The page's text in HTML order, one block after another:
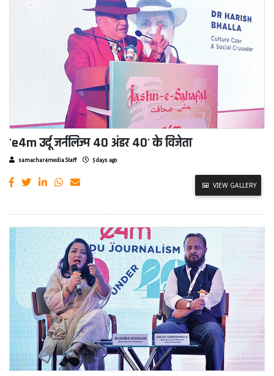
'e4m उर्दू जर्नलिज्म 40 अंडर 40' के विजेता
samachar4media Staff 5 days ago
VIEW GALLERY